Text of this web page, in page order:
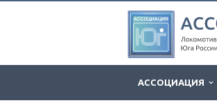
АССОЦИАЦИЯ